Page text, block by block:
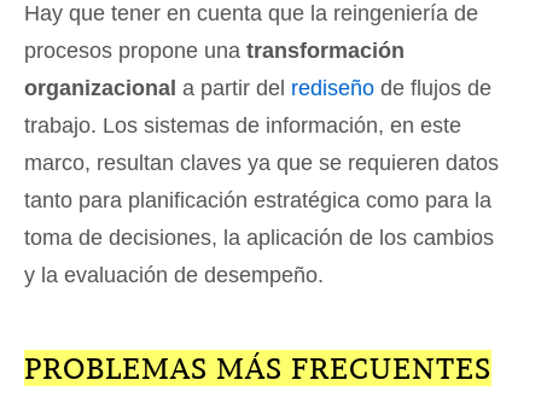
Hay que tener en cuenta que la reingeniería de
procesos propone una transformación
organizacional a partir del rediseño de flujos de
trabajo. Los sistemas de información, en este
marco, resultan claves ya que se requieren datos
tanto para planificación estratégica como para la
toma de decisiones, la aplicación de los cambios
y la evaluación de desempeño.
PROBLEMAS MÁS FRECUENTES